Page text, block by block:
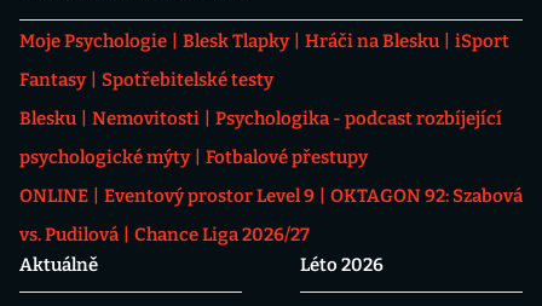
Moje Psychologie Blesk Tlapky Hráči na Blesku
iSport
Fantasy
Spotřebitelské testy
Blesku
Nemovitosti
Psychologika - podcast rozbíjející
psychologické mýty
Fotbalové přestupy
ONLINE
Eventový prostor Level 9
OKTAGON 92: Szabová
vs. Pudilová
Chance Liga 2026/27
Aktuálně
Léto 2026